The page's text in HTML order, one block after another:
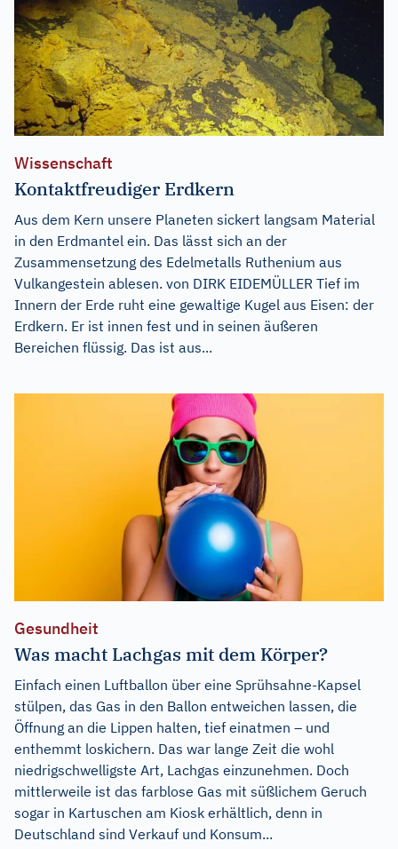
Wissenschaft
Kontaktfreudiger Erdkern
Aus dem Kern unsere Planeten sickert langsam Material
in den Erdmantel ein. Das lässt sich an der
Zusammensetzung des Edelmetalls Ruthenium aus
Vulkangestein ablesen. von DIRK EIDEMÜLLER Tief im
Innern der Erde ruht eine gewaltige Kugel aus Eisen: der
Erdkern. Er ist innen fest und in seinen äußeren
Bereichen flüssig. Das ist aus...
Gesundheit
Was macht Lachgas mit dem Körper?
Einfach einen Luftballon über eine Sprühsahne-Kapsel
stülpen, das Gas in den Ballon entweichen lassen, die
Öffnung an die Lippen halten, tief einatmen – und
enthemmt loskichern. Das war lange Zeit die wohl
niedrigschwelligste Art, Lachgas einzunehmen. Doch
mittlerweile ist das farblose Gas mit süßlichem Geruch
sogar in Kartuschen am Kiosk erhältlich, denn in
Deutschland sind Verkauf und Konsum...